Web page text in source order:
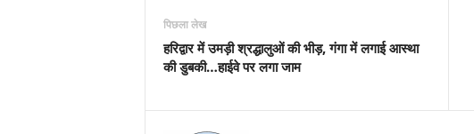
पिछला लेख
हरिद्वार में उमड़ी श्रद्धालुओं की भीड़, गंगा में लगाई आस्था
की डुबकी…हाईवे पर लगा जाम